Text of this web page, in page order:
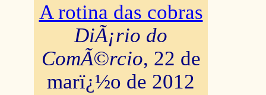
A rotina das cobras
DiÃ¡rio do
ComÃ©rcio, 22 de
marï¿½o de 2012